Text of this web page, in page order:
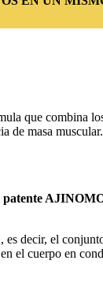
que combina
de masa muscular.
decir, el
el cuerpo en